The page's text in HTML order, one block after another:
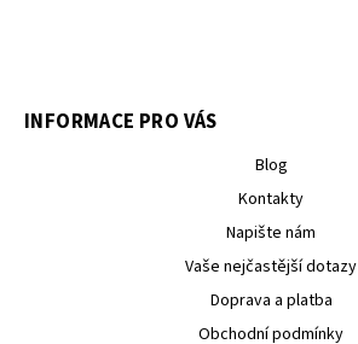
INFORMACE PRO VÁS
Blog
Kontakty
Napište nám
Vaše nejčastější dotazy
Doprava a platba
Obchodní podmínky